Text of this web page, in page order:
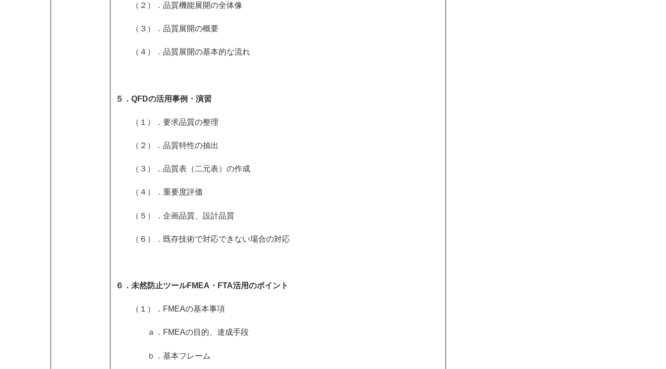
（２）．品質機能展開の全体像
（３）．品質展開の概要
（４）．品質展開の基本的な流れ
５．QFDの活用事例・演習
（１）．要求品質の整理
（２）．品質特性の抽出
（３）．品質表（二元表）の作成
（４）．重要度評価
（５）．企画品質、設計品質
（６）．既存技術で対応できない場合の対応
６．未然防止ツールFMEA・FTA活用のポイント
（１）．FMEAの基本事項
ａ．FMEAの目的、達成手段
ｂ．基本フレーム